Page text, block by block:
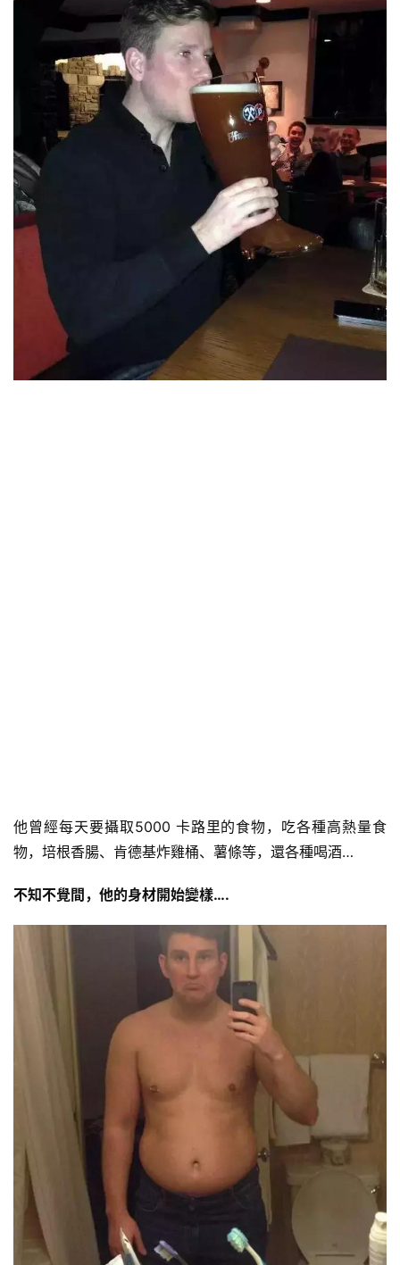
他曾經每天要攝取5000 卡路里的食物，吃各種高熱量食
物，培根香腸、肯德基炸雞桶、薯條等，還各種喝酒…
不知不覺間，他的身材開始變樣….